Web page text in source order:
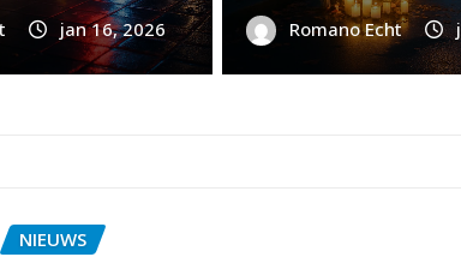
jan 16, 2026 Romano Echt
NIEUWS